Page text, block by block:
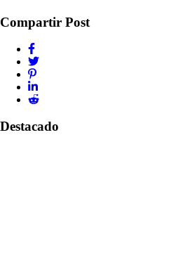
Compartir Post
Destacado